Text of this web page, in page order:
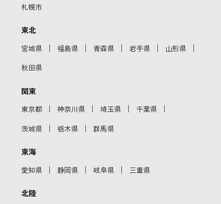
札幌市
東北
宮城県 ｜ 福島県 ｜ 青森県 ｜ 岩手県 ｜ 山形県 ｜
秋田県
関東
東京都 ｜ 神奈川県 ｜ 埼玉県 ｜ 千葉県 ｜
茨城県 ｜ 栃木県 ｜ 群馬県
東海
愛知県 ｜ 静岡県 ｜ 岐阜県 ｜ 三重県
北陸